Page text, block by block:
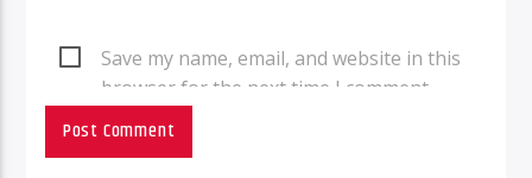
Save my name, email, and website in this
browser for the next time I comment.